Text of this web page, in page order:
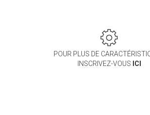
POUR PLUS DE
INSCRIVEZ-VOUS ICI